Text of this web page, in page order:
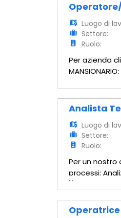
Luogo di
Settore:
Ruolo:
Per azienda
particolari -
...
Analista
Luogo di
Settore:
Ruolo:
Per un
processi:
mappe di
...